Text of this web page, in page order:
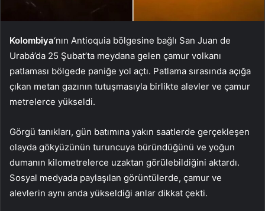
Kolombiya‘nın Antioquia bölgesine bağlı San Juan de
Urabá’da 25 Şubat’ta meydana gelen çamur volkanı
patlaması bölgede paniğe yol açtı. Patlama sırasında açığa
çıkan metan gazının tutuşmasıyla birlikte alevler ve çamur
metrelerce yükseldi.
Görgü tanıkları, gün batımına yakın saatlerde gerçekleşen
olayda gökyüzünün turuncuya büründüğünü ve yoğun
dumanın kilometrelerce uzaktan görülebildiğini aktardı.
Sosyal medyada paylaşılan görüntülerde, çamur ve
alevlerin aynı anda yükseldiği anlar dikkat çekti.